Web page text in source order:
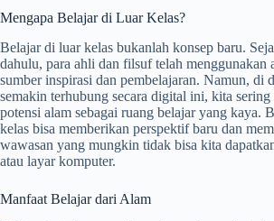
Mengapa Belajar di Luar Kelas?
Belajar di luar kelas bukanlah konsep baru.
dahulu, para ahli dan filsuf telah menggunakan
sumber inspirasi dan pembelajaran. Namun, di
semakin terhubung secara digital ini, kita sering
potensi alam sebagai ruang belajar yang kaya.
kelas bisa memberikan perspektif baru dan
wawasan yang mungkin tidak bisa kita
atau layar komputer.
Manfaat Belajar dari Alam